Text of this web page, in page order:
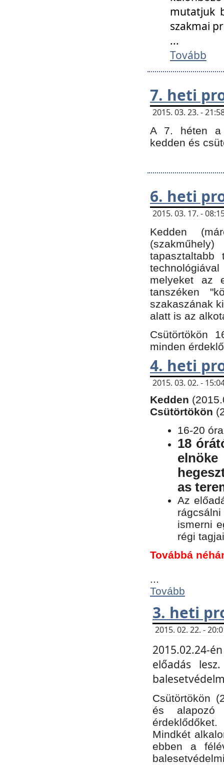
mutatjuk
szakmai
...
Tovább
7. heti
2015. 03. 23. -
A 7. héten a
kedden és
6. heti
2015. 03. 17. -
Kedden
tapasztaltabb
melyeket az
tanszéken
szakaszának
alatt is az
Csütörtökön
minden
4. heti
2015. 03. 02. -
Kedden
Csütörtökön
16-20
18
as
Az
ismerni
régi
Továbbá
...
Tovább
3. heti
2015. 02. 22. -
2015.02.24-
előadás
Csütörtökön
és alapozó
érdeklődőket.
Mindkét
ebben a